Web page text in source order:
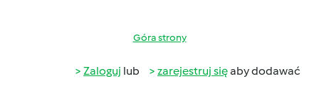
Góra strony
Zaloguj lub zarejestruj sięaby dodawać